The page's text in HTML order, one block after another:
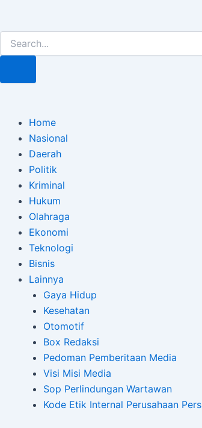
kontenSearch
Home
Nasional
Daerah
Politik
Kriminal
Hukum
Olahraga
Ekonomi
Teknologi
Bisnis
Lainnya
Gaya Hidup
Kesehatan
Otomotif
Box Redaksi
Pedoman Pemberitaan Media
Visi Misi Media
Sop Perlindungan Wartawan
Kode Etik Internal Perusahaan Pers